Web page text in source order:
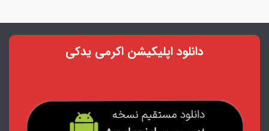
دانلود اپلیکیشن اکرمی یدکی